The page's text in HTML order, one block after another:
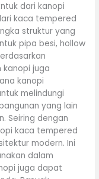
dari kanopi
kaca tempered
struktur yang
pipa besi, hollow
juga
kanopi
melindungi
yang lain
Seiring dengan
kaca tempered
modern. Ini
dalam
juga dapat